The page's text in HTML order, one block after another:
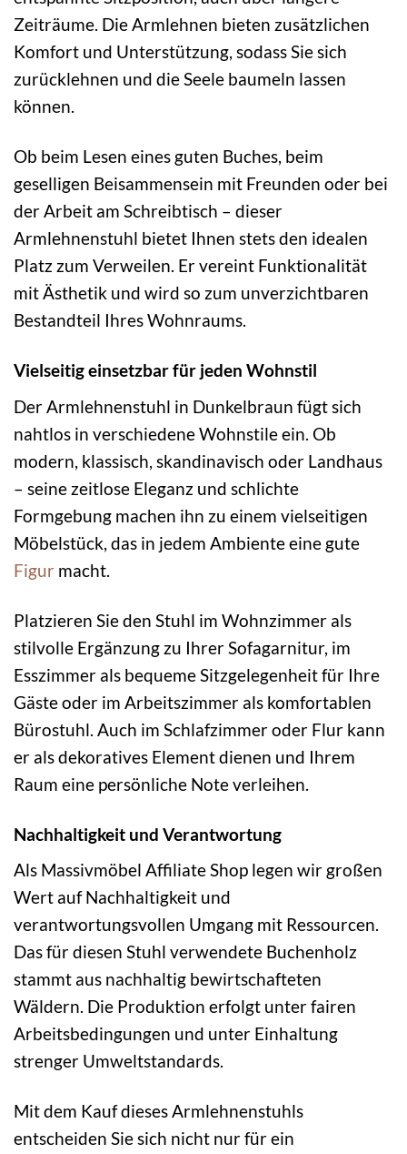
Zeiträume. Die Armlehnen bieten zusätzlichen
Komfort und Unterstützung, sodass Sie sich
zurücklehnen und die Seele baumeln lassen
können.
Ob beim Lesen eines guten Buches, beim
geselligen Beisammensein mit Freunden oder bei
der Arbeit am Schreibtisch – dieser
Armlehnenstuhl bietet Ihnen stets den idealen
Platz zum Verweilen. Er vereint Funktionalität
mit Ästhetik und wird so zum unverzichtbaren
Bestandteil Ihres Wohnraums.
Vielseitig einsetzbar für jeden Wohnstil
Der Armlehnenstuhl in Dunkelbraun fügt sich
nahtlos in verschiedene Wohnstile ein. Ob
modern, klassisch, skandinavisch oder Landhaus
– seine zeitlose Eleganz und schlichte
Formgebung machen ihn zu einem vielseitigen
Möbelstück, das in jedem Ambiente eine gute
Figur macht.
Platzieren Sie den Stuhl im Wohnzimmer als
stilvolle Ergänzung zu Ihrer Sofagarnitur, im
Esszimmer als bequeme Sitzgelegenheit für Ihre
Gäste oder im Arbeitszimmer als komfortablen
Bürostuhl. Auch im Schlafzimmer oder Flur kann
er als dekoratives Element dienen und Ihrem
Raum eine persönliche Note verleihen.
Nachhaltigkeit und Verantwortung
Als Massivmöbel Affiliate Shop legen wir großen
Wert auf Nachhaltigkeit und
verantwortungsvollen Umgang mit Ressourcen.
Das für diesen Stuhl verwendete Buchenholz
stammt aus nachhaltig bewirtschafteten
Wäldern. Die Produktion erfolgt unter fairen
Arbeitsbedingungen und unter Einhaltung
strenger Umweltstandards.
Mit dem Kauf dieses Armlehnenstuhls
entscheiden Sie sich nicht nur für ein